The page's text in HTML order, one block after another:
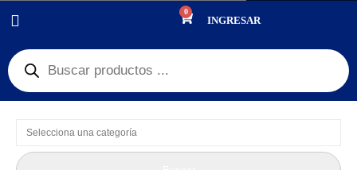
0
INGRESAR
Product Category Dropdown